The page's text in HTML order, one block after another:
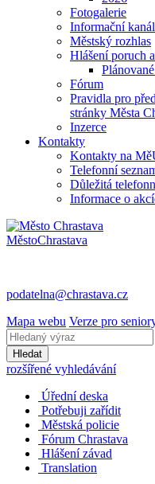
Fotogalerie
Informační
Městský rozhlas
Hlášení poruch
Fórum
Pravidla pro
stránky Města
Inzerce
Kontakty
Kontakty na
Telefonní
Důležitá
Informace o
MěstoChrastava
podatelna@chrastava.cz
Mapa webu Verze pro
Hledat
rozšířené vyhledávání
Úřední deska
Potřebuji zařídit
Městská policie
Fórum Chrastava
Hlášení závad
Translation